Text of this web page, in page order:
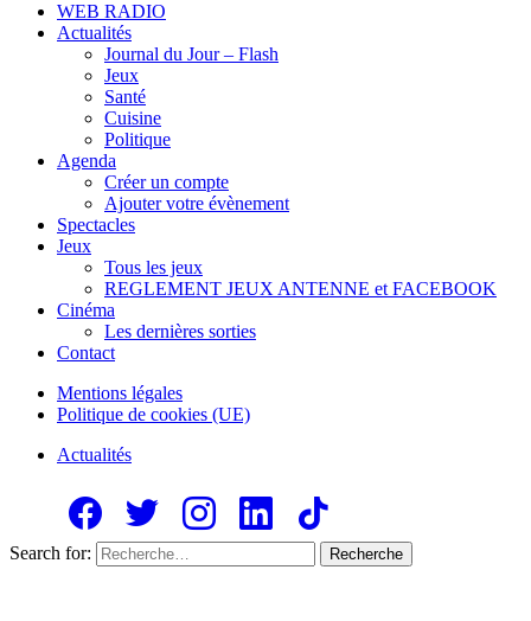
WEB RADIO
Actualités
Journal du Jour – Flash
Jeux
Santé
Cuisine
Politique
Agenda
Créer un compte
Ajouter votre évènement
Spectacles
Jeux
Tous les jeux
REGLEMENT JEUX ANTENNE et FACEBOOK
Cinéma
Les dernières sorties
Contact
Mentions légales
Politique de cookies (UE)
Actualités
Search for: Recherche